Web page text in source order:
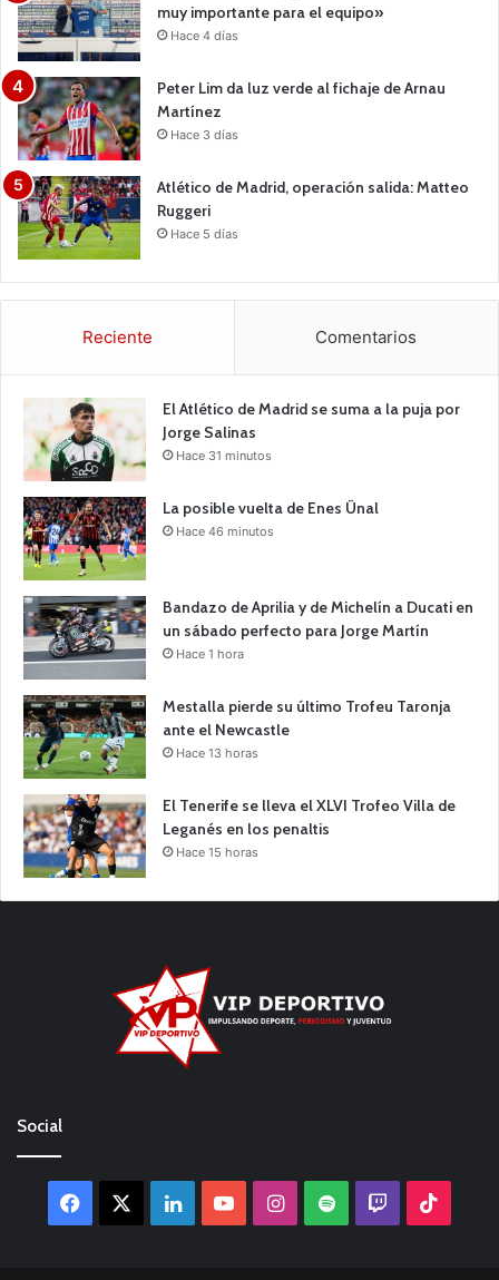
muy importante para el equipo»
Hace 4 días
Peter Lim da luz verde al fichaje de Arnau
Martínez
Hace 3 días
Atlético de Madrid, operación salida: Matteo
Ruggeri
Hace 5 días
Reciente Comentarios
El Atlético de Madrid se suma a la puja por
Jorge Salinas
Hace 31 minutos
La posible vuelta de Enes Ünal
Hace 46 minutos
Bandazo de Aprilia y de Michelín a Ducati en
un sábado perfecto para Jorge Martín
Hace 1 hora
Mestalla pierde su último Trofeu Taronja
ante el Newcastle
Hace 13 horas
El Tenerife se lleva el XLVI Trofeo Villa de
Leganés en los penaltis
Hace 15 horas
Social
Facebook LinkedInYouTubeInstagram
Spotify Twitch